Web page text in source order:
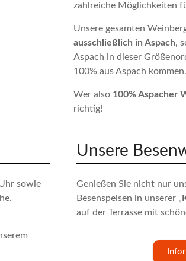
zahlreiche Möglichkeiten
Unsere gesamten
ausschließlich in Aspach,
Aspach in dieser
100% aus Aspach kommen.
Wer also 100% Aspacher
richtig!
sowie
Unsere
Genießen Sie nicht nur
Besenspeisen in unserer „
auf der Terrasse mit